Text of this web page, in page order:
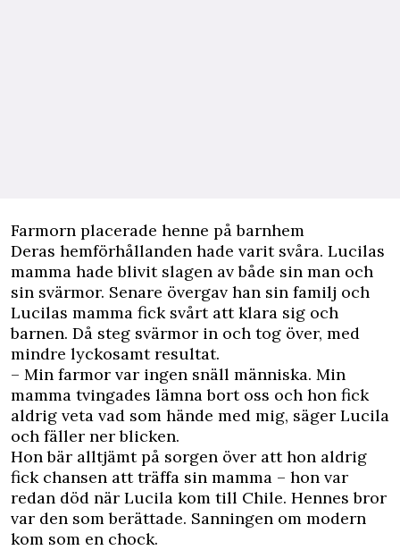
Farmorn placerade henne på barnhem
Deras hemförhållanden hade varit svåra. Lucilas
mamma hade blivit slagen av både sin man och
sin svärmor. Senare övergav han sin familj och
Lucilas mamma fick svårt att klara sig och
barnen. Då steg svärmor in och tog över, med
mindre lyckosamt resultat.
– Min farmor var ingen snäll människa. Min
mamma tvingades lämna bort oss och hon fick
aldrig veta vad som hände med mig, säger Lucila
och fäller ner blicken.
Hon bär alltjämt på sorgen över att hon aldrig
fick chansen att träffa sin mamma – hon var
redan död när Lucila kom till Chile. Hennes bror
var den som berättade. Sanningen om modern
kom som en chock.